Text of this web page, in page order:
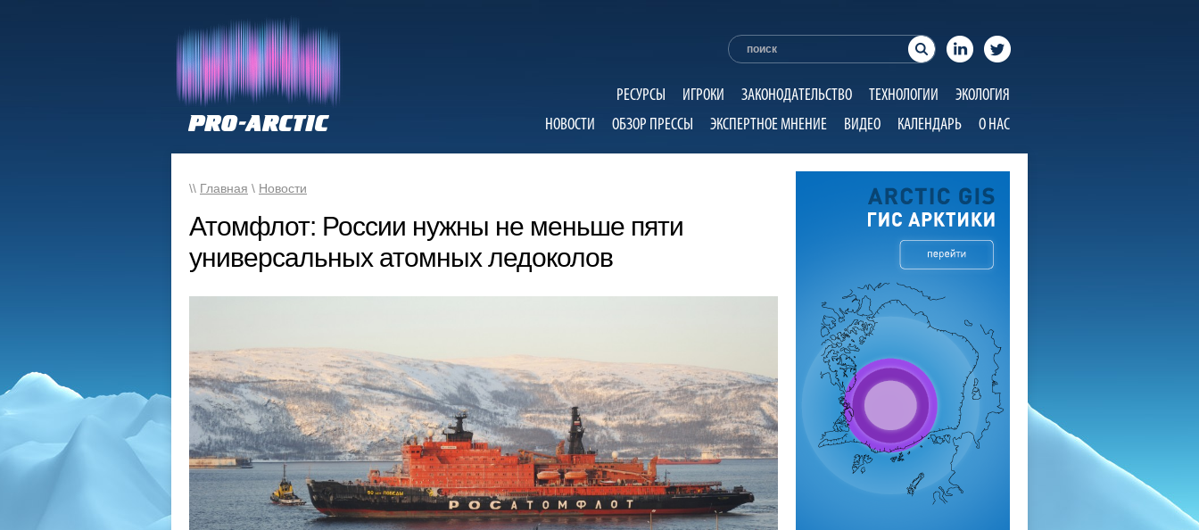
РЕСУРСЫ ИГРОКИ ЗАКОНОДАТЕЛЬСТВО ТЕХНОЛОГИИ
ЭКОЛОГИЯ
НОВОСТИ
ОБЗОР ПРЕССЫ ЭКСПЕРТНОЕ МНЕНИЕ ВИДЕО КАЛЕНДАРЬ О НАС
\\ Главная \ Новости
Атомфлот: России нужны не меньше пяти
универсальных атомных ледоколов